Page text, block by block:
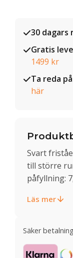
30
Gratis
1499 kr
Ta reda
här
Svart
till större
påfyllning:
Läs mer
Säker